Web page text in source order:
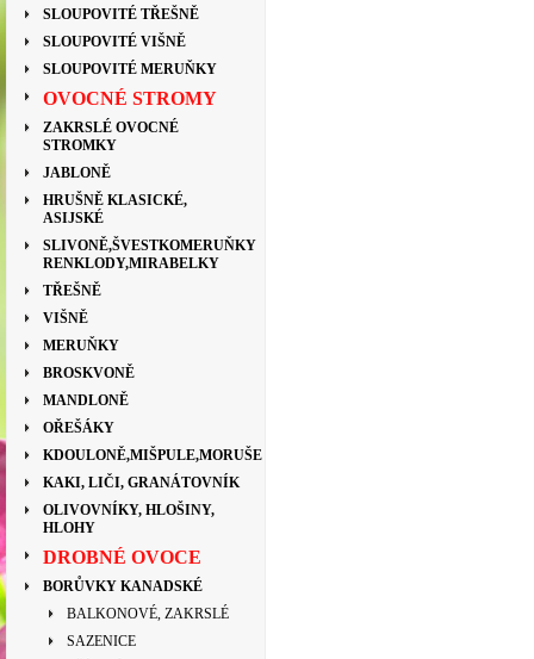
SLOUPOVITÉ TŘEŠNĚ
SLOUPOVITÉ VIŠNĚ
SLOUPOVITÉ MERUŇKY
OVOCNÉ STROMY
ZAKRSLÉ OVOCNÉ
STROMKY
JABLONĚ
HRUŠNĚ KLASICKÉ,
ASIJSKÉ
SLIVONĚ,ŠVESTKOMERUŇKY
RENKLODY,MIRABELKY
TŘEŠNĚ
VIŠNĚ
MERUŇKY
BROSKVONĚ
MANDLONĚ
OŘEŠÁKY
KDOULONĚ,MIŠPULE,MORUŠE
KAKI, LIČI, GRANÁTOVNÍK
OLIVOVNÍKY, HLOŠINY,
HLOHY
DROBNÉ OVOCE
BORŮVKY KANADSKÉ
BALKONOVÉ, ZAKRSLÉ
SAZENICE